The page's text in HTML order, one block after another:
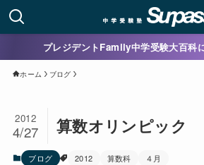
プレジデントFamily中学受験大百科
ホーム ブログ
算数オリンピック
2012
4/27
ブログ 2012 算数科 ４月